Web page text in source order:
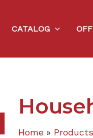
CATALOG
Home Products